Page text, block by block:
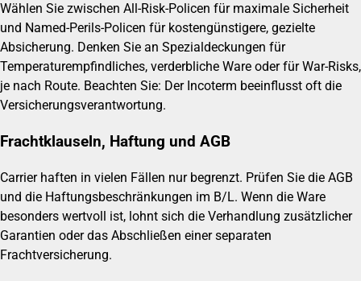
Wählen Sie zwischen All-Risk-Policen für maximale Sicherheit
und Named-Perils-Policen für kostengünstigere, gezielte
Absicherung. Denken Sie an Spezialdeckungen für
Temperaturempfindliches, verderbliche Ware oder für War-Risks,
je nach Route. Beachten Sie: Der Incoterm beeinflusst oft die
Versicherungsverantwortung.
Frachtklauseln, Haftung und AGB
Carrier haften in vielen Fällen nur begrenzt. Prüfen Sie die AGB
und die Haftungsbeschränkungen im B/L. Wenn die Ware
besonders wertvoll ist, lohnt sich die Verhandlung zusätzlicher
Garantien oder das Abschließen einer separaten
Frachtversicherung.